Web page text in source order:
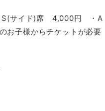
サイド)席 4,000円 ・A
子様からチケットが必要